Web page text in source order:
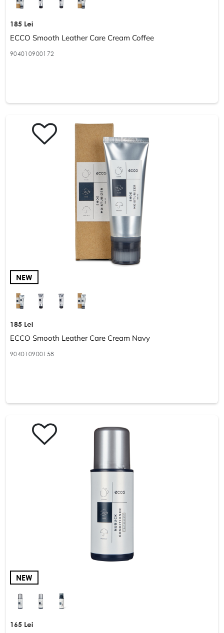
185 Lei
ECCO Smooth Leather Care Cream Coffee
904010900172
NEW
185 Lei
ECCO Smooth Leather Care Cream Navy
904010900158
NEW
165 Lei